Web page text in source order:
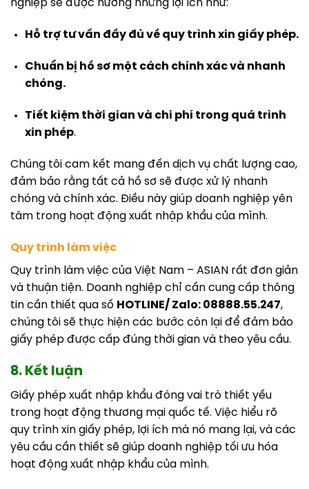
nghiệp sẽ được hưởng những lợi ích như:
Hỗ trợ tư vấn đầy đủ về quy trình xin giấy phép.
Chuẩn bị hồ sơ một cách chính xác và nhanh
chóng.
Tiết kiệm thời gian và chi phí trong quá trình
xin phép.
Chúng tôi cam kết mang đến dịch vụ chất lượng cao,
đảm bảo rằng tất cả hồ sơ sẽ được xử lý nhanh
chóng và chính xác. Điều này giúp doanh nghiệp yên
tâm trong hoạt động xuất nhập khẩu của mình.
Quy trình làm việc
Quy trình làm việc của Việt Nam – ASIAN rất đơn giản
và thuận tiện. Doanh nghiệp chỉ cần cung cấp thông
tin cần thiết qua số HOTLINE/ Zalo: 08888.55.247,
chúng tôi sẽ thực hiện các bước còn lại để đảm bảo
giấy phép được cấp đúng thời gian và theo yêu cầu.
8. Kết luận
Giấy phép xuất nhập khẩu đóng vai trò thiết yếu
trong hoạt động thương mại quốc tế. Việc hiểu rõ
quy trình xin giấy phép, lợi ích mà nó mang lại, và các
yêu cầu cần thiết sẽ giúp doanh nghiệp tối ưu hóa
hoạt động xuất nhập khẩu của mình.